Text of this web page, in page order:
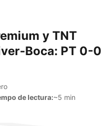
y TNT
Boca: PT 0-0
de lectura:~5 min